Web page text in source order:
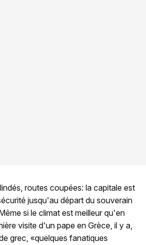
routes coupées: la capitale est
jusqu'au départ du souverain
si le climat est meilleur qu'en
visite d'un pape en Grèce, il y a,
grec, «quelques fanatiques